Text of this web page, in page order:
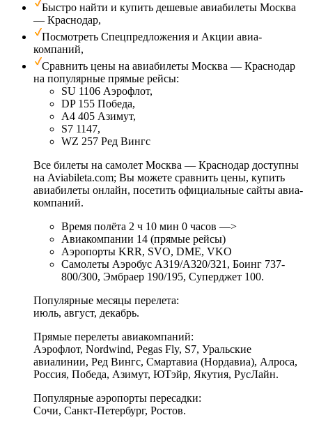
Быстро найти и купить дешевые авиабилеты Москва
— Краснодар,
Посмотреть Спецпредложения и Акции авиа­
компаний,
Сравнить цены на авиабилеты Москва — Краснодар
на популярные прямые рейсы:
SU 1106 Аэрофлот,
DP 155 Победа,
A4 405 Азимут,
S7 1147,
WZ 257 Ред Вингс
Все билеты на самолет Москва — Краснодар доступны
на Aviabileta.com; Вы можете сравнить цены, купить
авиабилеты онлайн, посетить официальные сайты авиа­
компаний.
Время полёта 2 ч 10 мин 0 часов —>
Авиакомпании 14 (прямые рейсы)
Аэропорты KRR, SVO, DME, VKO
Самолеты Аэробус А319/А320/321, Боинг 737-
800/300, Эмбраер 190/195, Суперджет 100.
Популярные месяцы перелета:
июль, август, декабрь.
Прямые перелеты авиа­компаний:
Аэрофлот, Nordwind, Pegas Fly, S7, Уральские
авиалинии, Ред Вингс, Смартавиа (Нордавиа), Алроса,
Россия, Победа, Азимут, ЮТэйр, Якутия, РусЛайн.
Популярные аэропорты пересадки:
Сочи, Санкт-Петербург, Ростов.